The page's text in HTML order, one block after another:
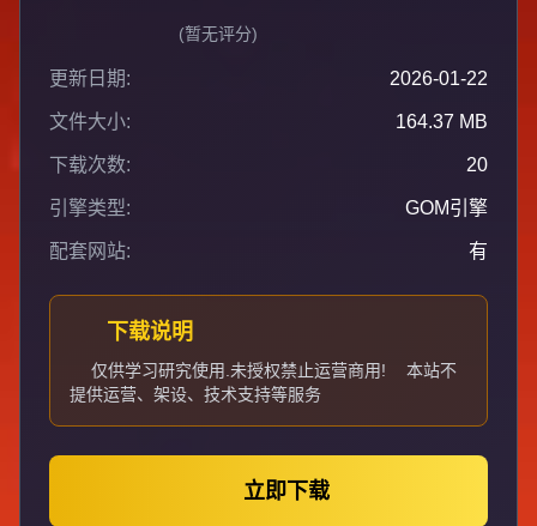
(暂无评分)
更新日期: 2026-01-22
文件大小: 164.37 MB
下载次数: 20
引擎类型: GOM引擎
配套网站: 有
下载说明
仅供学习研究使用.未授权禁止运营商用!
本站不
提供运营、架设、技术支持等服务
立即下载